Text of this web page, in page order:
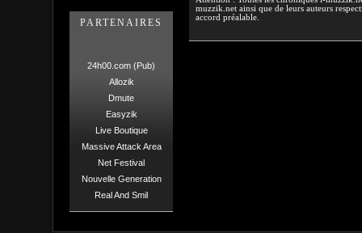
PARTENAIRES
24h00.com (Pub)
Allozik
Dmute
Easyzik
Live Boutique
Massive Attack Area
Net Festival
Nouvelle Generation
Real And Smil
muzzik.net ainsi que de leurs auteurs
accord préalable.